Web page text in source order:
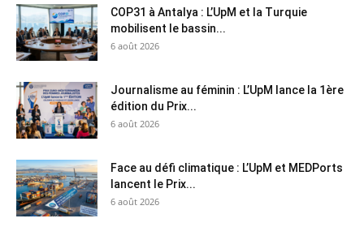
COP31 à Antalya : L’UpM et la Turquie
mobilisent le bassin...
6 août 2026
Journalisme au féminin : L’UpM lance la 1ère
édition du Prix...
6 août 2026
Face au défi climatique : L’UpM et MEDPorts
lancent le Prix...
6 août 2026